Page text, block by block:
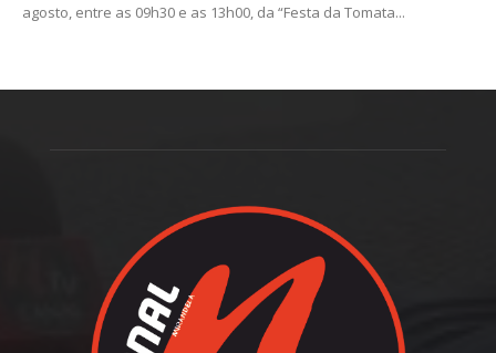
agosto, entre as 09h30 e as 13h00, da “Festa da Tomata...